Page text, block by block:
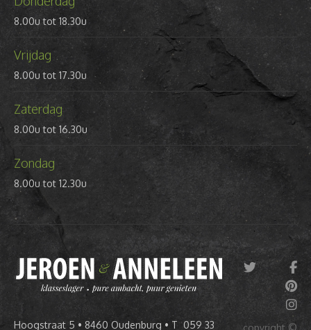
8.00u tot 18.30u
Vrijdag
8.00u tot 17.30u
Zaterdag
8.00u tot 16.30u
Zondag
8.00u tot 12.30u
Hoogstraat 5 • 8460 Oudenburg • T 059 33 copyright ©